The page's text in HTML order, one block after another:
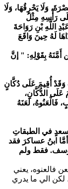
وَلَا يَحْرِقُهَا، وَلَا
رَأْسِهِ مِثْلُ
اللَّهِ بْنِ رَوَاحَةَ
لَهُ حِينَ وَاقَعَ
بِقَوْلِهِ: " إنَّ
وَقَدْ أُقِيمَ عَلَى دُكَّانٍ
عَلَى الدُّكَّانِ،
فَالْعَنُوهُ، لَعَنَهُ
سعدٍ في الطبقاتِ
ابنُ عساكرَ فقد
يوسف. فقط ولم
فالعنوه، يعني
لكن الي ما يدري